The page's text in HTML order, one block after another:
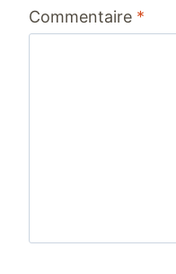
étoiles
étoiles
étoiles
étoiles
étoile
Commentaire *